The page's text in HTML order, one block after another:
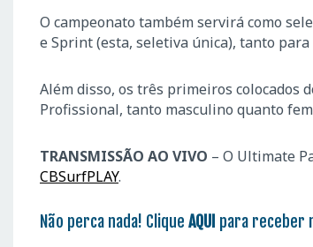
O campeonato também servirá como
e Sprint (esta, seletiva única), tanto
Além disso, os três primeiros colocados
Profissional, tanto masculino quanto
TRANSMISSÃO AO VIVO – O Ultimate
CBSurfPLAY.
Não perca nada! Clique AQUI para receber